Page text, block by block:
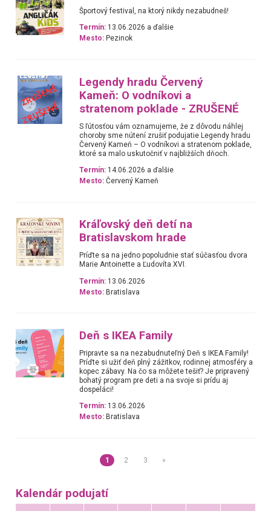
Športový festival, na ktorý nikdy nezabudneš!
Termín: 13.06.2026 a ďalšie
Mesto: Pezinok
Legendy hradu Červený
Kameň: O vodníkovi a
stratenom poklade - ZRUŠENÉ
S ľútosťou vám oznamujeme, že z dôvodu náhlej
choroby sme nútení zrušiť podujatie Legendy hradu
Červený Kameň – O vodníkovi a stratenom poklade,
ktoré sa malo uskutočniť v najbližších dňoch.
Termín: 14.06.2026 a ďalšie
Mesto: Červený Kameň
Kráľovský deň detí na
Bratislavskom hrade
Príďte sa na jedno popoludnie stať súčasťou dvora
Marie Antoinette a Ľudovíta XVI.
Termín: 13.06.2026
Mesto: Bratislava
Deň s IKEA Family
Pripravte sa na nezabudnuteľný Deň s IKEA Family!
Príďte si užiť deň plný zážitkov, rodinnej atmosféry a
kopec zábavy. Na čo sa môžete tešiť? Je pripravený
bohatý program pre deti a na svoje si prídu aj
dospeláci!
Termín: 13.06.2026
Mesto: Bratislava
1 2 3 »
Kalendár podujatí